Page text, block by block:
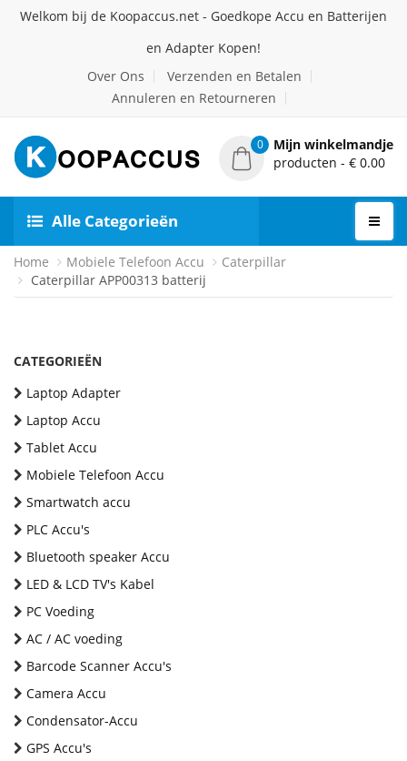
Welkom bij de Koopaccus.net - Goedkope Accu en Batterijen
en Adapter Kopen!
Over Ons
Verzenden en Betalen
Annuleren en Retourneren
0
Mijn winkelmandje
producten - € 0.00
Alle Categorieën
Home Mobiele Telefoon Accu
Caterpillar
Caterpillar APP00313 batterij
CATEGORIEËN
Laptop Adapter
Laptop Accu
Tablet Accu
Mobiele Telefoon Accu
Smartwatch accu
PLC Accu's
Bluetooth speaker Accu
LED & LCD TV's Kabel
PC Voeding
AC / AC voeding
Barcode Scanner Accu's
Camera Accu
Condensator-Accu
GPS Accu's